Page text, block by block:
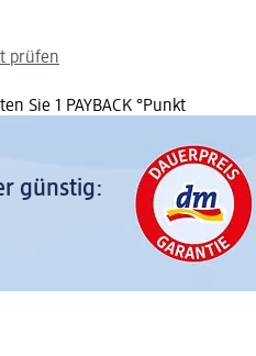
prüfen
Sie 1 PAYBACK °Punkt
günstig: